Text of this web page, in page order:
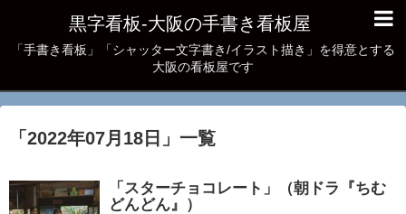
黒字看板‐大阪の手書き看板屋
「手書き看板」「シャッター文字書き/イラスト描き」を得意とする
大阪の看板屋です
「 2022年07月18日 」 一覧
「スターチョコレート」（朝ドラ『ちむ
どんどん』）